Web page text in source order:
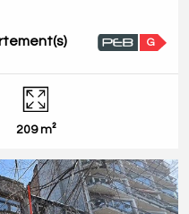
G
209 m²